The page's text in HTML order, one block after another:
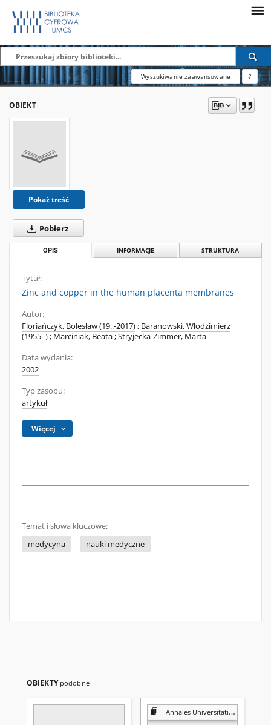
Wyszukiwanie zaawansowane ?
OBIEKT
Pokaż treść
Pobierz
OPIS INFORMACJE STRUKTURA
Tytuł:
Zinc and copper in the human placenta membranes
Autor:
Floriańczyk, Bolesław (19..-2017); Baranowski, Włodzimierz
(1955- ); Marciniak, Beata;Stryjecka-Zimmer, Marta
Data wydania:
2002
Typ zasobu:
artykuł
Więcej
Temat i słowa kluczowe:
medycyna
nauki medyczne
OBIEKTY podobne
Annales Universitatis Mariae Curie-Skłodowska. Sectio D, Medicina